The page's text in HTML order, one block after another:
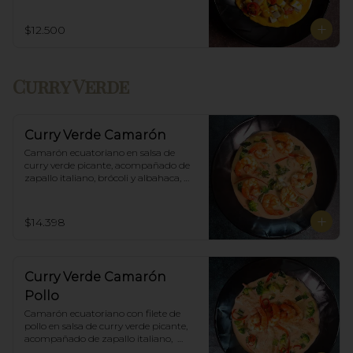
$12.500
Curry Verde
Curry Verde Camarón
Camarón ecuatoriano en salsa de
curry verde picante, acompañado de
zapallo italiano, brócoli y albahaca,
$14.398
Curry Verde Camarón
Pollo
Camarón ecuatoriano con filete de
pollo en salsa de curry verde picante,
acompañado de zapallo italiano,